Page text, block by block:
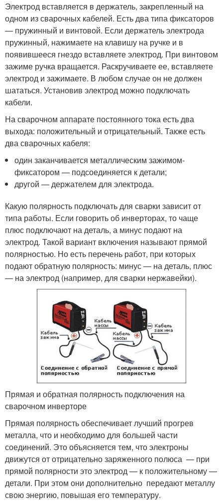
Электрод вставляется в держатель, закрепленный на
одном из сварочных кабелей. Есть два типа фиксаторов
— пружинный и винтовой. Если держатель электрода
пружинный, нажимаете на клавишу на ручке и в
появившееся гнездо вставляете электрод. При винтовом
зажиме ручка вращается. Раскручиваете ее, вставляете
электрод и зажимаете. В любом случае он не должен
шататься. Установив электрод можно подключать
кабели.
На сварочном аппарате постоянного тока есть два
выхода: положительный и отрицательный. Также есть
два сварочных кабеля:
один заканчивается металлическим зажимом-
фиксатором — подсоединяется к детали;
другой — держателем для электрода.
Какую полярность подключать для сварки зависит от
типа работы. Если говорить об инверторах, то чаще
плюс подключают на деталь, а минус подают на
электрод. Такой вариант включения называют прямой
полярностью. Но есть перечень работ, при которых
подают обратную полярность: минус — на деталь, плюс
— на электрод (например, для сварки нержавейки).
Прямая и обратная полярность подключения на
сварочном инверторе
Прямая полярность обеспечивает лучший прогрев
металла, что и необходимо для большей части
соединений. Это объясняется тем, что электроны
движутся от отрицательно заряженного полюса — при
прямой полярности это электрод — к положительному —
детали. При этом они дополнительно передают металлу
свою энергию, повышая его температуру.